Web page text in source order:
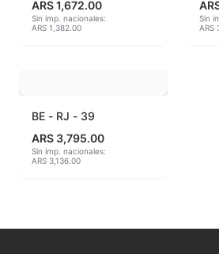
MAYCO DUNCAN
MAYCO DUNCAN FRENCH
MAYCO E & E CHUNKIES
MAYCO ENGOBE
ARS 1,672.00
Sin imp. nacionales:
ARS 1,382.00
Sin
ARS
BE - RJ - 39
ARS 3,795.00
Sin imp. nacionales:
ARS 3,136.00